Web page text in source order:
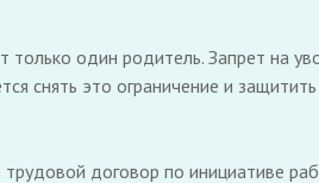
один родитель. Запрет на
снять это ограничение и
трудовой договор по инициативе